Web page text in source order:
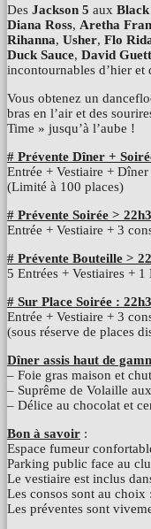
Des Jackson 5 aux Black
Diana Ross, Aretha
Rihanna, Usher, Flo
Duck Sauce, David
incontournables d’hier et
Vous obtenez un
bras en l’air et des
Time » jusqu’à l’aube !
# Prévente Dîner +
Entrée + Vestiaire +
(Limité à 100 places)
# Prévente Soirée >
Entrée + Vestiaire + 3
# Prévente Bouteille >
5 Entrées + Vestiaires +
# Sur Place Soirée :
Entrée + Vestiaire + 3
(sous réserve de places
Dîner assis haut de
– Foie gras maison et
– Suprême de Volaille
– Délice au chocolat et
Bon à savoir :
Espace fumeur
Parking public face au
Le vestiaire est inclus
Les consos sont au
Les préventes sont